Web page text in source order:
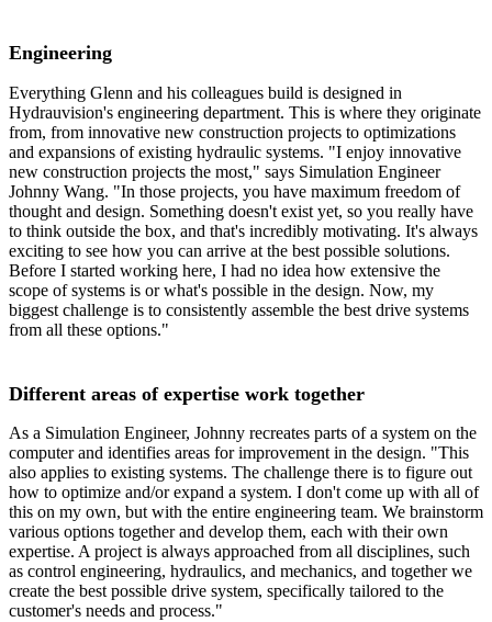
Engineering
Everything Glenn and his colleagues build is designed in
Hydrauvision's engineering department. This is where they originate
from, from innovative new construction projects to optimizations
and expansions of existing hydraulic systems. "I enjoy innovative
new construction projects the most," says Simulation Engineer
Johnny Wang. "In those projects, you have maximum freedom of
thought and design. Something doesn't exist yet, so you really have
to think outside the box, and that's incredibly motivating. It's always
exciting to see how you can arrive at the best possible solutions.
Before I started working here, I had no idea how extensive the
scope of systems is or what's possible in the design. Now, my
biggest challenge is to consistently assemble the best drive systems
from all these options."
Different areas of expertise work together
As a Simulation Engineer, Johnny recreates parts of a system on the
computer and identifies areas for improvement in the design. "This
also applies to existing systems. The challenge there is to figure out
how to optimize and/or expand a system. I don't come up with all of
this on my own, but with the entire engineering team. We brainstorm
various options together and develop them, each with their own
expertise. A project is always approached from all disciplines, such
as control engineering, hydraulics, and mechanics, and together we
create the best possible drive system, specifically tailored to the
customer's needs and process."